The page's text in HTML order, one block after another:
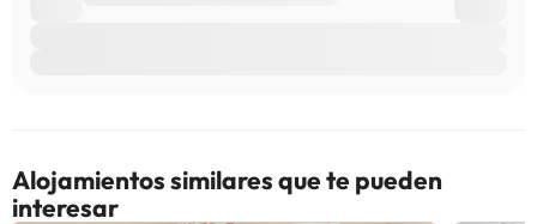
Alojamientos similares que te pueden
interesar